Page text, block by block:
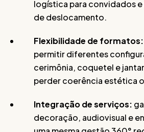
logística para convidados
de deslocamento.
Flexibilidade de formatos:
permitir diferentes
cerimônia, coquetel e
perder coerência estética
Integração de serviços:
decoração, audiovisual e